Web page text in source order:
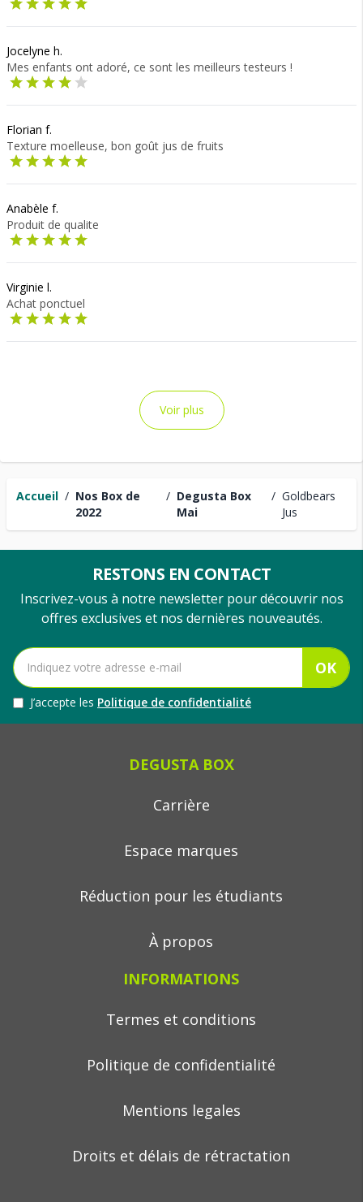
Accueil / Nos Box de
2022
/ Degusta Box
Mai
/ Goldbears
Jus
Jocelyne h.
Mes enfants ont adoré, ce sont les meilleurs testeurs !
Florian f.
Texture moelleuse, bon goût jus de fruits
Anabèle f.
Produit de qualite
Virginie l.
Achat ponctuel
Voir plus
RESTONS EN CONTACT
Inscrivez-vous à notre newsletter pour découvrir nos
offres exclusives et nos dernières nouveautés.
OK
J’accepte les Politique de confidentialité
DEGUSTA BOX
Carrière
Espace marques
Réduction pour les étudiants
À propos
INFORMATIONS
Termes et conditions
Politique de confidentialité
Mentions legales
Droits et délais de rétractation